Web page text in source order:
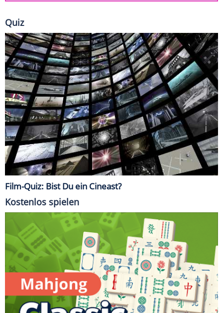
Quiz
Film-Quiz: Bist Du ein Cineast?
Kostenlos spielen